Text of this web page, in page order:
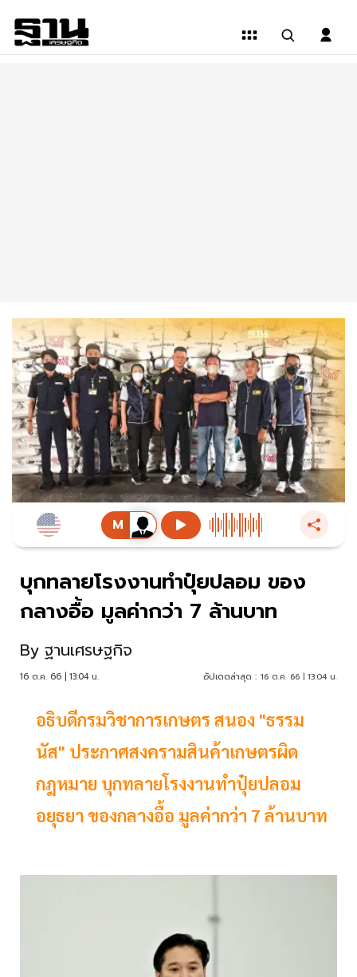
บุกทลายโรงงานทําปุ๋ยปลอม ของ
กลางอื้อ มูลค่ากว่า 7 ล้านบาท
By ฐานเศรษฐกิจ
16 ต.ค. 66 | 13:04 น. อัปเดตล่าสุด : 16 ต.ค. 66 | 13:04 น.
อธิบดีกรมวิชาการเกษตร สนอง "ธรรม
นัส" ประกาศสงครามสินค้าเกษตรผิด
กฎหมาย บุกทลายโรงงานทําปุ๋ยปลอม
อยุธยา ของกลางอื้อ มูลค่ากว่า 7 ล้านบาท